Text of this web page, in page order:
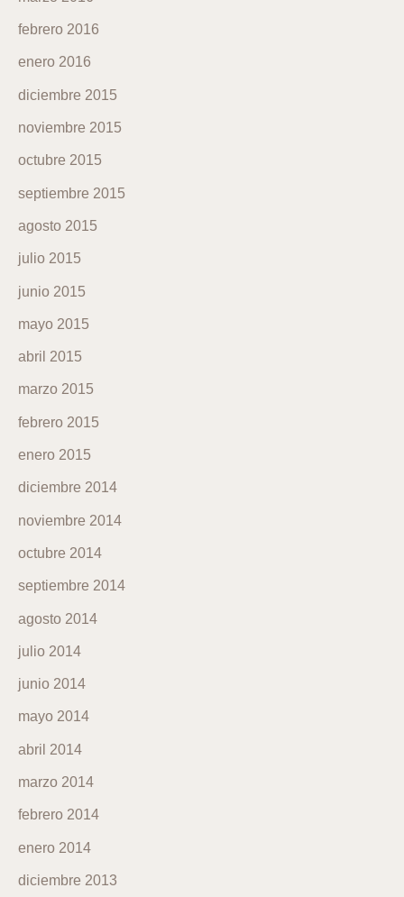
febrero 2016
enero 2016
diciembre 2015
noviembre 2015
octubre 2015
septiembre 2015
agosto 2015
julio 2015
junio 2015
mayo 2015
abril 2015
marzo 2015
febrero 2015
enero 2015
diciembre 2014
noviembre 2014
octubre 2014
septiembre 2014
agosto 2014
julio 2014
junio 2014
mayo 2014
abril 2014
marzo 2014
febrero 2014
enero 2014
diciembre 2013